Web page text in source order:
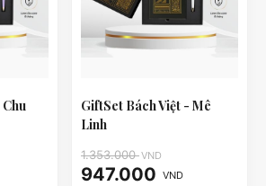
GiftSet Bách Việt - Mê
Linh
1.353.000VND
947.000 VND